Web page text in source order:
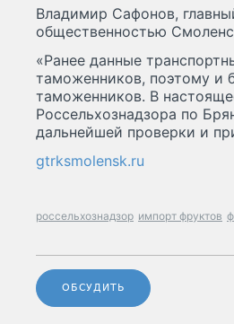
Владимир Сафонов,
общественностью
«Ранее данные
таможенников, поэтому и
таможенников. В
Россельхознадзора по
дальнейшей проверки и
gtrksmolensk.ru
россельхознадзор импорт фруктов
ОБСУДИТЬ